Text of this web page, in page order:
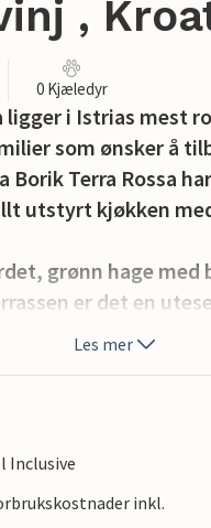
,
0 Kjæledyr
ligger i Istrias mest
som ønsker å
Terra Rossa
utstyrt kjøkken
grønn hage med
er det en
nyte et glass god
WiFi-tilgang,
ligger i den
22 øyer og holmer,
Les mer
Inclusive
inkl.